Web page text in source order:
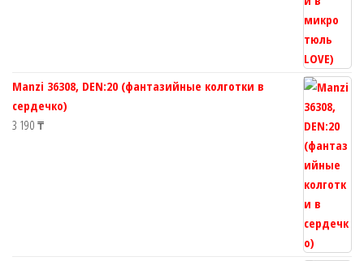
Manzi 36308, DEN:20 (фантазийные колготки в
сердечко)
3 190 ₸